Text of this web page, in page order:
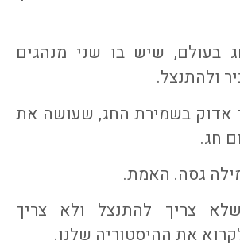
בעולם, שיש בו שני מנהגים
ולהתנצל.
אדוק בשמירת החג, שעושה את
חג.
גסה. האמת.
צריך להתנצל ולא צריך
את ההיסטוריה שלנו.